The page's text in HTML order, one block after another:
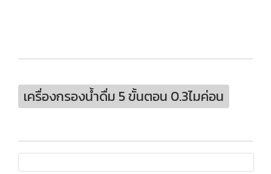
เครื่องกรองน้ำดื่ม 5 ขั้นตอน 0.3ไมค่อน